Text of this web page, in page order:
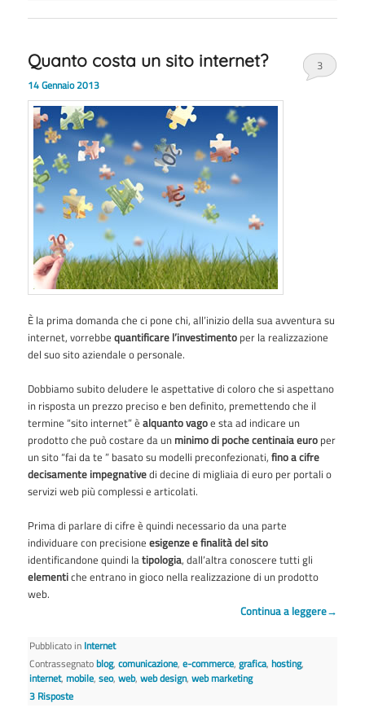
Quanto costa un sito internet?
14 Gennaio 2013
3
È la prima domanda che ci pone chi, all’inizio della sua avventura su
internet, vorrebbequantificare l’investimentoper la realizzazione
del suo sito aziendale o personale.
Dobbiamo subito deludere le aspettative di coloro che si aspettano
in risposta un prezzo preciso e ben definito, premettendo che il
termine “sito internet” èalquanto vagoe sta ad indicare un
prodotto che può costare da unminimo di poche centinaia europer
un sito “fai da te ” basato su modelli preconfezionati,fino a cifre
decisamente impegnativedi decine di migliaia di euro per portali o
servizi web più complessi e articolati.
Prima di parlare di cifre è quindi necessario da una parte
individuare con precisioneesigenze e finalità del sito
identificandone quindi latipologia, dall’altra conoscere tutti gli
elementiche entrano in gioco nella realizzazione di un prodotto
web.
Continua a leggere→
Pubblicato inInternet
Contrassegnatoblog,comunicazione,e-commerce,grafica,hosting,
internet,mobile,seo,web,web design,web marketing
3Risposte